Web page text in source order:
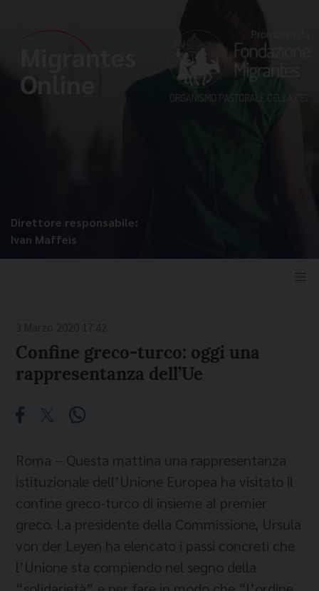
Direttore responsabile:
Ivan Maffeis
Confine greco-turco: oggi una
rappresentanza dell’Ue
Roma – Questa mattina una rappresentanza
istituzionale dell’Unione Europea ha visitato il
confine greco-turco di insieme al premier
greco. La presidente della Commissione, Ursula
von der Leyen ha elencato i passi concreti che
l’Unione sta compiendo nel segno della